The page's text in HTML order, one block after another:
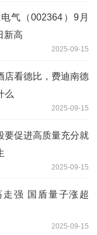
气（002364）9月
新高
2025-09-15
店看德比，费迪南德
么
2025-09-15
要促进高质量充分就
2025-09-15
强 国盾量子涨超
2025-09-15